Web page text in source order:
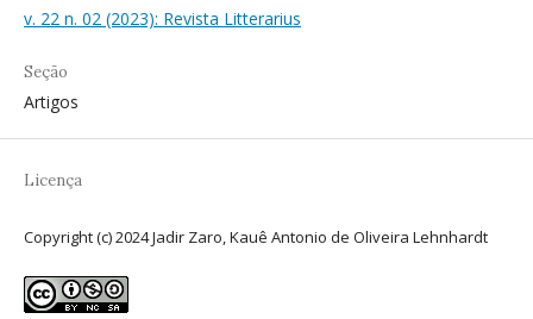
v. 22 n. 02 (2023): Revista Litterarius
Seção
Artigos
Licença
Copyright (c) 2024 Jadir Zaro, Kauê Antonio de Oliveira Lehnhardt